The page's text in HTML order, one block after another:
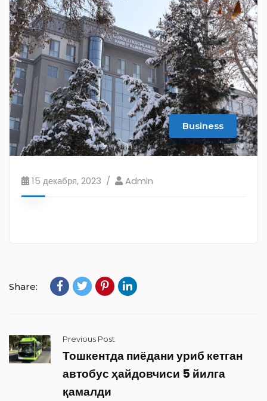
Business
15 декабря, 2023 Admin
Share:
Previous Post
Тошкентда пиёдани уриб кетган
автобус ҳайдовчиси 5 йилга
қамалди